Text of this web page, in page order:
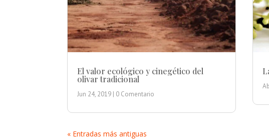
El valor ecológico y cinegético del
olivar tradicional
Jun 24, 2019 | 0 Comentario
« Entradas más antiguas